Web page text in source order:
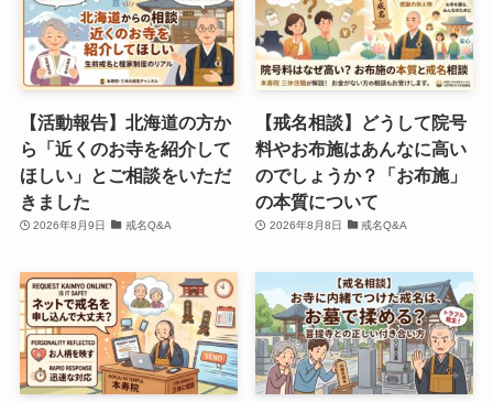
【活動報告】北海道の方か
ら「近くのお寺を紹介して
ほしい」とご相談をいただ
きました
2026年8月9日 戒名Q&A
【戒名相談】どうして院号
料やお布施はあんなに高い
のでしょうか？「お布施」
の本質について
2026年8月8日 戒名Q&A